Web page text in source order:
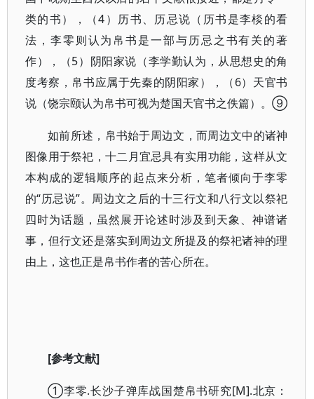
类的书），（4）历书、历忌说（历书是李棪的看
法，李零则认为帛书是一部与历忌之书有关的著
作），（5）阴阳家说（李学勤认为，从思想史的角
度考察，帛书应属于先秦的阴阳家），（6）天官书
说（饶宗颐认为帛书可视为楚国天官书之佚篇）。⑨
如前所述，帛书始于周边文，而周边文中的诸神
图像用于祭祀，十二月宜忌具有实用功能，这样从文
本构成的逻辑顺序的起点来分析，笔者倾向于李零
的“历忌说”。周边文之后的十三行文和八行文以祭祀
四时为话题，虽然展开论述时涉及到天象、神谱诸
事，但行文还是落实到周边文所提及的祭祀诸神的理
由上，这也正是帛书作者的苦心所在。
[参考文献]
①李零.长沙子弹库战国楚帛书研究[M].北京：